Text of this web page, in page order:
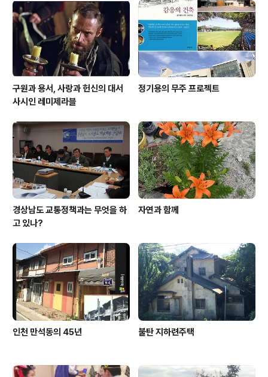
구원과 용서, 사랑과 헌신의 대서
사시인 레미제라블
정기용의 무주 프로젝트
경상남도 교통정책과는 무엇을 하
고 있나?
자연과 함께
인천 만석동의 45년 불탄 지하련주택